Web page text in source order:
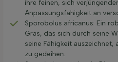
ihre feinen, sich
Anpassungsfähigkeit an
Sporobolus africanus: Ein
Gras, das sich durch seine
seine Fähigkeit
zu gedeihen.